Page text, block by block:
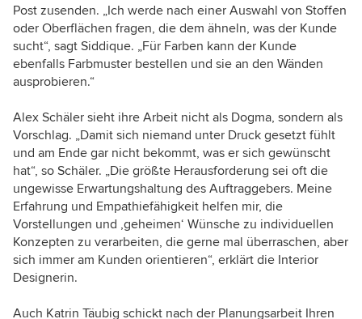
Post zusenden. „Ich werde nach einer Auswahl von Stoffen
oder Oberflächen fragen, die dem ähneln, was der Kunde
sucht“, sagt Siddique. „Für Farben kann der Kunde
ebenfalls Farbmuster bestellen und sie an den Wänden
ausprobieren.“
Alex Schäler sieht ihre Arbeit nicht als Dogma, sondern als
Vorschlag. „Damit sich niemand unter Druck gesetzt fühlt
und am Ende gar nicht bekommt, was er sich gewünscht
hat“, so Schäler. „Die größte Herausforderung sei oft die
ungewisse Erwartungshaltung des Auftraggebers. Meine
Erfahrung und Empathiefähigkeit helfen mir, die
Vorstellungen und ‚geheimen‘ Wünsche zu individuellen
Konzepten zu verarbeiten, die gerne mal überraschen, aber
sich immer am Kunden orientieren“, erklärt die Interior
Designerin.
Auch Katrin Täubig schickt nach der Planungsarbeit Ihren